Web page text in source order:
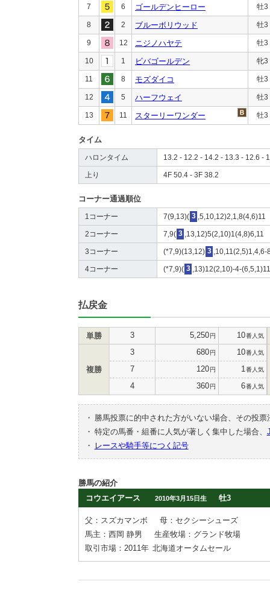
7 6 ゴールデンヒーロー 牡3
8 2 ブルーボリウッド 牡3
9 12 ニジノハヤテ 牡3
10 1 ビバゴールデン 牝3
11 8 モズダイコ 牡3
12 5 ハーフウェイ 牡3
13 11 スターリーワンダー 牡3
タイム
ハロンタイム 13.2 - 12.2 - 14.2 - 13.3 - 12.6 -
上り 4F 50.4 - 3F 38.2
コーナー通過順位
1コーナー 7(9,13)( 3 ,5,10,12)2,1,8(4,6)11
2コーナー 7,9( 3 ,13,12)5(2,10)1(4,8)6,11
3コーナー (*7,9)(13,12) 3 ,10,11(2,5)1,4,6-
4コーナー (*7,9)( 3 ,13)12(2,10)-4-
払戻金
単勝 3 5,250円 10番人気
複勝
3 680円 10番人気
7 120円 1 番人気
4 360円 6番人気
・
勝馬投票に的中された方がいない場合、その投
・ 特定の馬番・組番に人気が著しく集中した場合、
・
レースや騎手等につく記号
勝馬の紹介
コウエイアース
2010年3月15日生 牡3
父：スズカマンボ
母：セクシーシューズ
馬主：西岡 静男
生産牧場：グランド牧場
取引市場：2011年 北海道オータムセール